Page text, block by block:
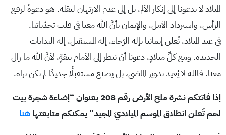
الميلاد لا يدعونا إلى إنكار الألم، بل إلى عدم الارتهان لثقله. هو دعوةٌ لرفع
الرأس، واسترداد الأمل، والإيمان بأنَّ الله معنا في قلب تحدّياتنا.
في عيد الميلاد، نُعلن إيماننا بإله الرّجاء، إله المستقبل، إله البدايات
الجديدة. ومع كلِّ ميلادٍ، دعونا أنْ ننظر إلى الأمام بثقةٍ، لأنَّ الله ما زال
معنا. فالله لا يُعيد تدوير الماضي، بل يصنع مستقبلًا جديدًا لم نكن نراه.
إذا فاتتكم نشرة ملح الأرض رقم 208 بعنوان “إضاءة شجرة بيت
لحم تُعلن انطلاق الموسم الميلاديّ المجيد” يمكنكم متابعتها هنا